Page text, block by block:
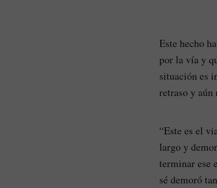
Este hecho
por la vía y
situación es
retraso y aún
“Este es el
largo y
terminar ese
sé demoró